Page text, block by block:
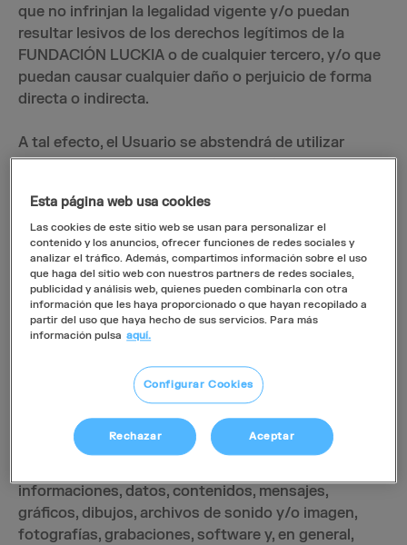
que no infrinjan la legalidad vigente y/o puedan
resultar lesivos de los derechos legítimos de la
FUNDACIÓN LUCKIA o de cualquier tercero, y/o que
puedan causar cualquier daño o perjuicio de forma
directa o indirecta.
A tal efecto, el Usuario se abstendrá de utilizar
cualquiera de los contenidos de la página web con
Aviso Legal, lesivos de los derechos e intereses de
terceros o que, de cualquier forma, puedan dañar,
inutilizar, sobrecargar, deteriorar o impedir la normal
utilización de la web, los equipos informáticos o los
documentos, archivos y toda clase de contenidos
almacenados en cualquier equipo informático
(hacking) de la FUNDACIÓN LUCKIA, de otros
(hardware y software).
En particular, y a título meramente indicativo y no
exhaustivo, el Usuario se compromete a no
informaciones, datos, contenidos, mensajes,
gráficos, dibujos, archivos de sonido y/o imagen,
fotografías, grabaciones, software y, en general,
Esta página web usa cookies
Las cookies de este sitio web se usan para personalizar el
contenido y los anuncios, ofrecer funciones de redes sociales y
analizar el tráfico. Además, compartimos información sobre el uso
que haga del sitio web con nuestros partners de redes sociales,
publicidad y análisis web, quienes pueden combinarla con otra
información que les haya proporcionado o que hayan recopilado a
partir del uso que haya hecho de sus servicios. Para más
información pulsa aquí.
Configurar Cookies
Rechazar Aceptar